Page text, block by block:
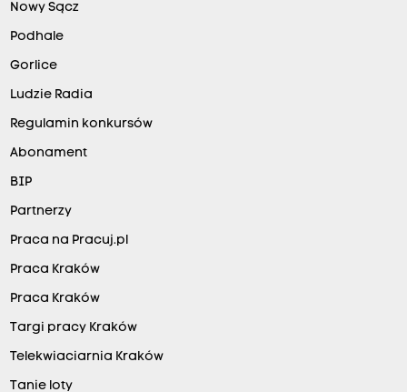
Nowy Sącz
Podhale
Gorlice
Ludzie Radia
Regulamin konkursów
Abonament
BIP
Partnerzy
Praca na Pracuj.pl
Praca Kraków
Praca Kraków
Targi pracy Kraków
Telekwiaciarnia Kraków
Tanie loty